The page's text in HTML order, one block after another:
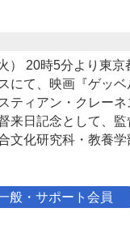
） 20時5分より東京
にて、映画『ゲッベ
ティアン・クレーネ
来日記念として、
文化研究科・教養
般・サポート会員